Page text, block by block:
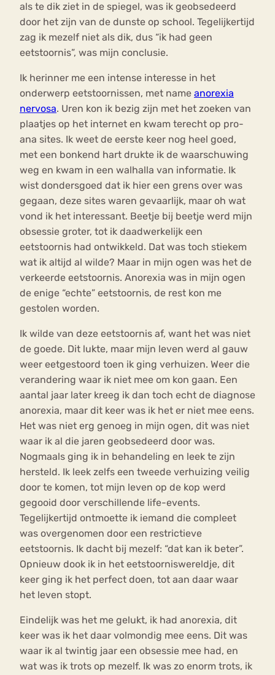
als te dik ziet in de spiegel, was ik geobsedeerd
door het zijn van de dunste op school. Tegelijkertijd
zag ik mezelf niet als dik, dus “ik had geen
eetstoornis”, was mijn conclusie.
Ik herinner me een intense interesse in het
onderwerp eetstoornissen, met name anorexia
nervosa. Uren kon ik bezig zijn met het zoeken van
plaatjes op het internet en kwam terecht op pro-
ana sites. Ik weet de eerste keer nog heel goed,
met een bonkend hart drukte ik de waarschuwing
weg en kwam in een walhalla van informatie. Ik
wist dondersgoed dat ik hier een grens over was
gegaan, deze sites waren gevaarlijk, maar oh wat
vond ik het interessant. Beetje bij beetje werd mijn
obsessie groter, tot ik daadwerkelijk een
eetstoornis had ontwikkeld. Dat was toch stiekem
wat ik altijd al wilde? Maar in mijn ogen was het de
verkeerde eetstoornis. Anorexia was in mijn ogen
de enige “echte” eetstoornis, de rest kon me
gestolen worden.
Ik wilde van deze eetstoornis af, want het was niet
de goede. Dit lukte, maar mijn leven werd al gauw
weer eetgestoord toen ik ging verhuizen. Weer die
verandering waar ik niet mee om kon gaan. Een
aantal jaar later kreeg ik dan toch echt de diagnose
anorexia, maar dit keer was ik het er niet mee eens.
Het was niet erg genoeg in mijn ogen, dit was niet
waar ik al die jaren geobsedeerd door was.
Nogmaals ging ik in behandeling en leek te zijn
hersteld. Ik leek zelfs een tweede verhuizing veilig
door te komen, tot mijn leven op de kop werd
gegooid door verschillende life-events.
Tegelijkertijd ontmoette ik iemand die compleet
was overgenomen door een restrictieve
eetstoornis. Ik dacht bij mezelf: “dat kan ik beter”.
Opnieuw dook ik in het eetstoorniswereldje, dit
keer ging ik het perfect doen, tot aan daar waar
het leven stopt.
Eindelijk was het me gelukt, ik had anorexia, dit
keer was ik het daar volmondig mee eens. Dit was
waar ik al twintig jaar een obsessie mee had, en
wat was ik trots op mezelf. Ik was zo enorm trots, ik